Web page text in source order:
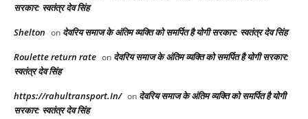
सरकार: स्वतंत्र देव सिंह
Shelton on देवरिय समाज के अंतिम व्यक्ति को समर्पित है योगी सरकार: स्वतंत्र देव सिंह
Roulette return rate on देवरिय समाज के अंतिम व्यक्ति को समर्पित है योगी सरकार:
स्वतंत्र देव सिंह
https://rahultransport.In/ on देवरिय समाज के अंतिम व्यक्ति को समर्पित है योगी
सरकार: स्वतंत्र देव सिंह